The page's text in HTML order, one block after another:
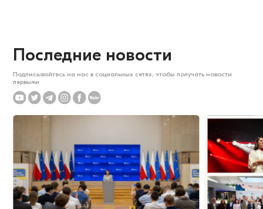
Последние новости
Подписывайтесь на нас в социальных сетях, чтобы получать новости
первыми